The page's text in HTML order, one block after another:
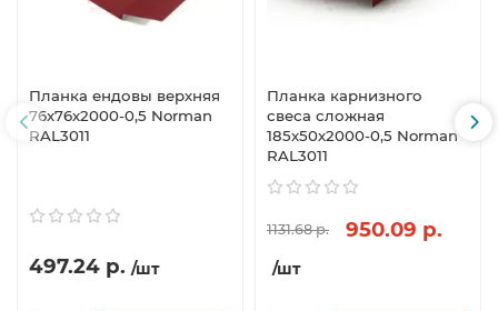
Планка ендовы верхняя
76х76х2000-0,5 Norman
RAL3011
497.24 р. /шт
Планка карнизного
свеса сложная
185х50х2000-0,5 Norman
RAL3011
1131.68 р. 950.09 р.
/шт